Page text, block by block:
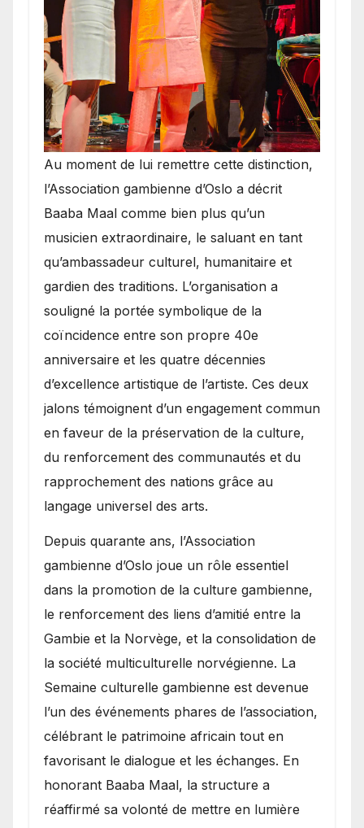
​Au moment de lui remettre cette distinction,
l’Association gambienne d’Oslo a décrit
Baaba Maal comme bien plus qu’un
musicien extraordinaire, le saluant en tant
qu’ambassadeur culturel, humanitaire et
gardien des traditions. L’organisation a
souligné la portée symbolique de la
coïncidence entre son propre 40e
anniversaire et les quatre décennies
d’excellence artistique de l’artiste. Ces deux
jalons témoignent d’un engagement commun
en faveur de la préservation de la culture,
du renforcement des communautés et du
rapprochement des nations grâce au
langage universel des arts.
​Depuis quarante ans, l’Association
gambienne d’Oslo joue un rôle essentiel
dans la promotion de la culture gambienne,
le renforcement des liens d’amitié entre la
Gambie et la Norvège, et la consolidation de
la société multiculturelle norvégienne. La
Semaine culturelle gambienne est devenue
l’un des événements phares de l’association,
célébrant le patrimoine africain tout en
favorisant le dialogue et les échanges. En
honorant Baaba Maal, la structure a
réaffirmé sa volonté de mettre en lumière